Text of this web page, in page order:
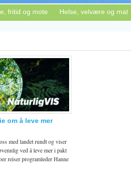
fritid og mote Helse, velvære og mat
om å leve mer
med landet rundt og viser
ved å leve mer i pakt
reiser programleder Hanne